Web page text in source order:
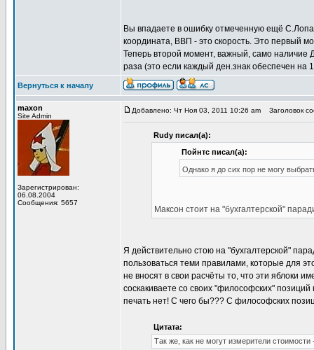
Вы впадаете в ошибку отмеченную ещё
координата, ВВП - это скорость. Это первый
Теперь второй момент, важный, само наличие
раза (это если каждый ден.знак обеспечен на
Вернуться к началу
maxon
Site Admin
Зарегистрирован:
06.08.2004
Сообщения: 5657
Добавлено: Чт Ноя 03, 2011 10:26 am Заголовок
Rudy писал(а):
Пойнтс писал(а):
Однако я до сих пор не могу
Максон стоит на "бухгалтерской"
Я действительно стою на "бухгалтерской"
пользоваться теми правилами, которые для
не вносят в свои расчёты то, что эти яблоки
соскакиваете со своих "философских"
печать нет! С чего бы??? С философских
Цитата:
Так же, как не могут измерители